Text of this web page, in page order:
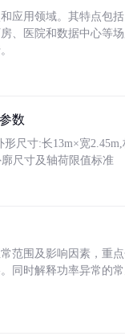
应用领域。其特点包
、医院和数据中心等
数
尺寸:长13m×宽
尺寸及轴荷限值标准
范围及影响因素，重
同时解释功率异常的